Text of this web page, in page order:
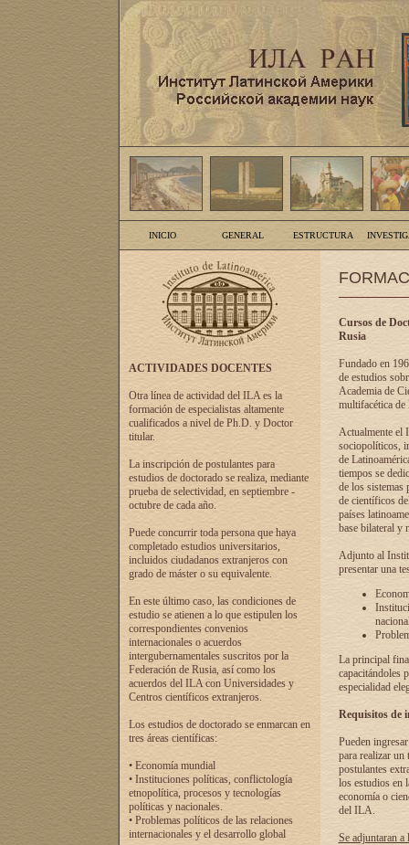
INICIO GENERAL ESTRUCTURA
ACTIVIDADES DOCENTES
Otra línea de actividad del ILA es la
formación de especialistas altamente
cualificados a nivel de Ph.D. y Doctor
titular.
La inscripción de postulantes para
estudios de doctorado se realiza, mediante
prueba de selectividad, en septiembre -
octubre de cada año.
Puede concurrir toda persona que haya
completado estudios universitarios,
incluidos ciudadanos extranjeros con
grado de máster o su equivalente.
En este último caso, las condiciones de
estudio se atienen a lo que estipulen los
correspondientes convenios
internacionales o acuerdos
intergubernamentales suscritos por la
Federación de Rusia, así como los
acuerdos del ILA con Universidades y
Centros científicos extranjeros.
Los estudios de doctorado se enmarcan en
tres áreas científicas:
• Economía mundial
• Instituciones políticas, conflictología
etnopolítica, procesos y tecnologías
políticas y nacionales.
• Problemas políticos de las relaciones
internacionales y el desarrollo global
Cursos de
Rusia
Fundado en
de estudios
Academia de
multifacética de
Actualmente el
sociopolíticos,
de
tiempos se
de los sistemas
de científicos
países
base bilateral y
Adjunto al
presentar una
La principal
capacitándoles
especialidad
Requisitos de
Pueden
para realizar un
postulantes
los estudios en
economía o
del ILA.
Se adjuntaran a